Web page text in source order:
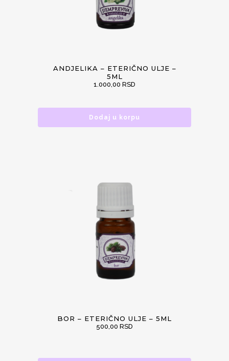
ANDJELIKA – ETERIČNO ULJE –
5ML
1.000,00 RSD
Dodaj u korpu
BOR – ETERIČNO ULJE – 5ML
500,00 RSD